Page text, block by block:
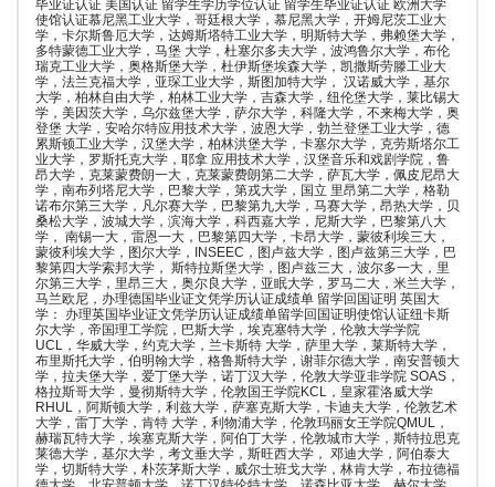
毕业证认证 美国认证 留学生学历学位认证 留学生毕业证认证 欧洲大学
使馆认证慕尼黑工业大学，哥廷根大学，慕尼黑大学，开姆尼茨工业大
学，卡尔斯鲁厄大学，达姆斯塔特工业大学，明斯特大学，弗赖堡大学，
多特蒙德工业大学，马堡 大学，杜塞尔多夫大学，波鸿鲁尔大学，布伦
瑞克工业大学，奥格斯堡大学，杜伊斯堡埃森大学，凯撒斯劳滕工业大
学，法兰克福大学，亚琛工业大学，斯图加特大学， 汉诺威大学，基尔
大学，柏林自由大学，柏林工业大学，吉森大学，纽伦堡大学，莱比锡大
学，美因茨大学，乌尔兹堡大学，萨尔大学，科隆大学，不来梅大学，奥
登堡 大学，安哈尔特应用技术大学，波恩大学，勃兰登堡工业大学，德
累斯顿工业大学，汉堡大学，柏林洪堡大学，卡塞尔大学，克劳斯塔尔工
业大学，罗斯托克大学，耶拿 应用技术大学，汉堡音乐和戏剧学院，鲁
昂大学，克莱蒙费朗一大，克莱蒙费朗第二大学，萨瓦大学，佩皮尼昂大
学，南布列塔尼大学，巴黎大学，第戎大学，国立 里昂第二大学，格勒
诺布尔第三大学，凡尔赛大学，巴黎第九大学，马赛大学，昂热大学，贝
桑松大学，波城大学，滨海大学，科西嘉大学，尼斯大学，巴黎第八大
学， 南锡一大，雷恩一大，巴黎第四大学，卡昂大学，蒙彼利埃三大，
蒙彼利埃大学，图尔大学，INSEEC，图卢兹大学，图卢兹第三大学，巴
黎第四大学索邦大学， 斯特拉斯堡大学，图卢兹三大，波尔多一大，里
尔第三大学，里昂三大，奥尔良大学，亚眠大学，罗马二大，米兰大学，
马兰欧尼，办理德国毕业证文凭学历认证成绩单 留学回国证明 英国大
学： 办理英国毕业证文凭学历认证成绩单留学回国证明使馆认证纽卡斯
尔大学，帝国理工学院，巴斯大学，埃克塞特大学，伦敦大学学院
UCL，华威大学，约克大学，兰卡斯特 大学，萨里大学，莱斯特大学，
布里斯托大学，伯明翰大学，格鲁斯特大学，谢菲尔德大学，南安普顿大
学，拉夫堡大学，爱丁堡大学，诺丁汉大学，伦敦大学亚非学院 SOAS，
格拉斯哥大学，曼彻斯特大学，伦敦国王学院KCL，皇家霍洛威大学
RHUL，阿斯顿大学，利兹大学，萨塞克斯大学，卡迪夫大学，伦敦艺术
大学，雷丁大学，肯特 大学，利物浦大学，伦敦玛丽女王学院QMUL，
赫瑞瓦特大学，埃塞克斯大学，阿伯丁大学，伦敦城市大学，斯特拉思克
莱德大学，基尔大学，考文垂大学，斯旺西大学， 邓迪大学，阿伯泰大
学，切斯特大学，朴茨茅斯大学，威尔士班戈大学，林肯大学，布拉德福